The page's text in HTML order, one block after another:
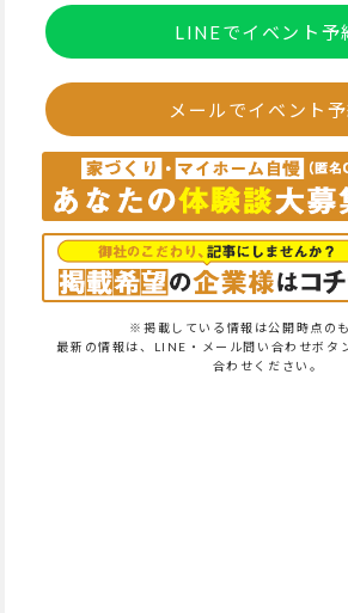
LINEでイベント予
メールでイベント
※掲載している情報は公開時点のも
最新の情報は、LINE・メール問い合わせボタ
合わせください。